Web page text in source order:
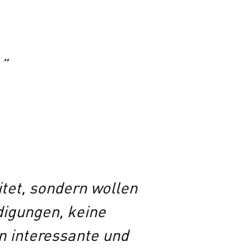
sondern wollen
keine
interessante und